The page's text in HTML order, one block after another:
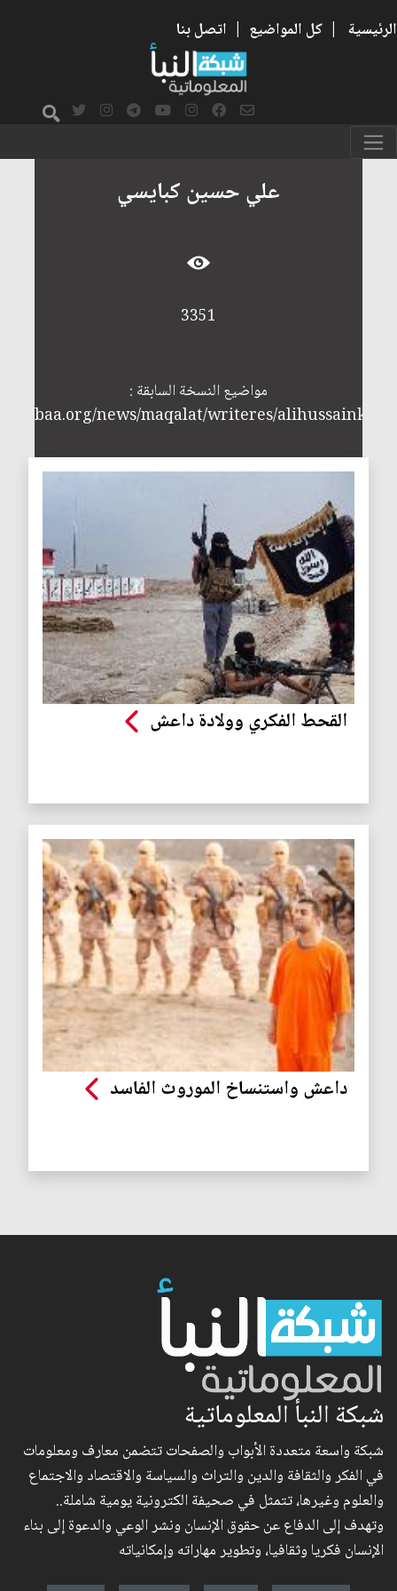
الرئيسية | كل المواضيع | اتصل بنا
علي حسين كبايسي
3351
مواضيع النسخة السابقة :
news/maqalat/writeres/
القحط الفكري وولادة داعش
داعش واستنساخ الموروث الفاسد
شبكة النبأ المعلوماتية
شبكة واسعة متعددة الأبواب والصفحات تتضمن معارف ومعلومات
في الفكر والثقافة والدين والتراث والسياسة والاقتصاد والاجتماع
والعلوم وغيرها، تتمثل في صحيفة الكترونية يومية شاملة..
وتهدف إلى الدفاع عن حقوق الإنسان ونشر الوعي والدعوة إلى بناء
الإنسان فكريا وثقافيا، وتطوير مهاراته وإمكانياته